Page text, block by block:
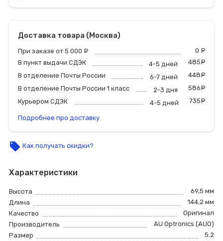
Доставка товара (Москва)
При заказе от 5 000 0
В пункт выдачи СДЭК
4-5 дней 485
В отделение Почты России
6-7 дней 448
В отделение Почты России 1 класс
2-3 дня 586
Курьером СДЭК
4-5 дней 735
Подробнее про доставку
local_offer Как получать скидки?
Характеристики
Высота
69,5 мм
Длина
144,2 мм
Качество
Оригинал
Производитель
AU Optronics (AUO)
Размер
5.2